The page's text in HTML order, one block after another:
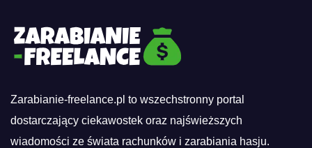
Zarabianie-freelance.pl to wszechstronny portal
dostarczający ciekawostek oraz najświeższych
wiadomości ze świata rachunków i zarabiania hasju.